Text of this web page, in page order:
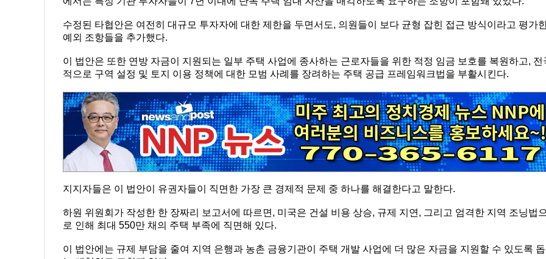
수정된 타협안은 여전히 대규모 투자자에 대한 제한을 두면서도, 의원들이 보다 균형 잡힌 접근 방식이라고 평가
예외 조항들을 추가했다.
이 법안은 또한 연방 자금이 지원되는 일부 주택 사업에 종사하는 근로자들을 위한 적정 임금 보호를 복원하고, 전
적으로 구역 설정 및 토지 이용 정책에 대한 모범 사례를 장려하는 주택 공급 프레임워크법을 부활시킨다.
지지자들은 이 법안이 유권자들이 직면한 가장 큰 경제적 문제 중 하나를 해결한다고 말한다.
하원 위원회가 작성한 한 장짜리 보고서에 따르면, 미국은 건설 비용 상승, 규제 지연, 그리고 엄격한 지역 조닝법
로 인해 최대 550만 채의 주택 부족에 직면해 있다.
이 법안에는 규제 부담을 줄여 지역 은행과 농촌 금융기관이 주택 개발 사업에 더 많은 자금을 지원할 수 있도록 돕